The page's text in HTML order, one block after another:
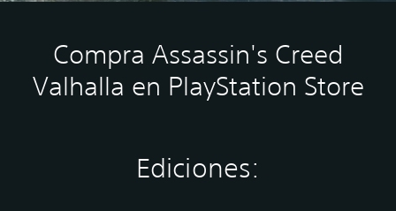
Compra Assassin's Creed
Valhalla en PlayStation Store
Ediciones: